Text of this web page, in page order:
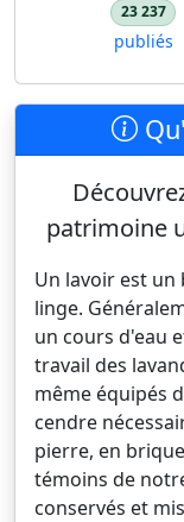
23 237
publiés
patrimoine
Un lavoir est un
linge.
un cours d'eau
travail des
même équipés
cendre
pierre, en
témoins de
conservés et